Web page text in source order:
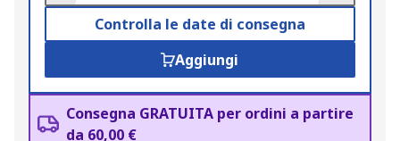
Controlla le date di consegna
Aggiungi
Consegna GRATUITA per ordini a partire
da 60,00 €